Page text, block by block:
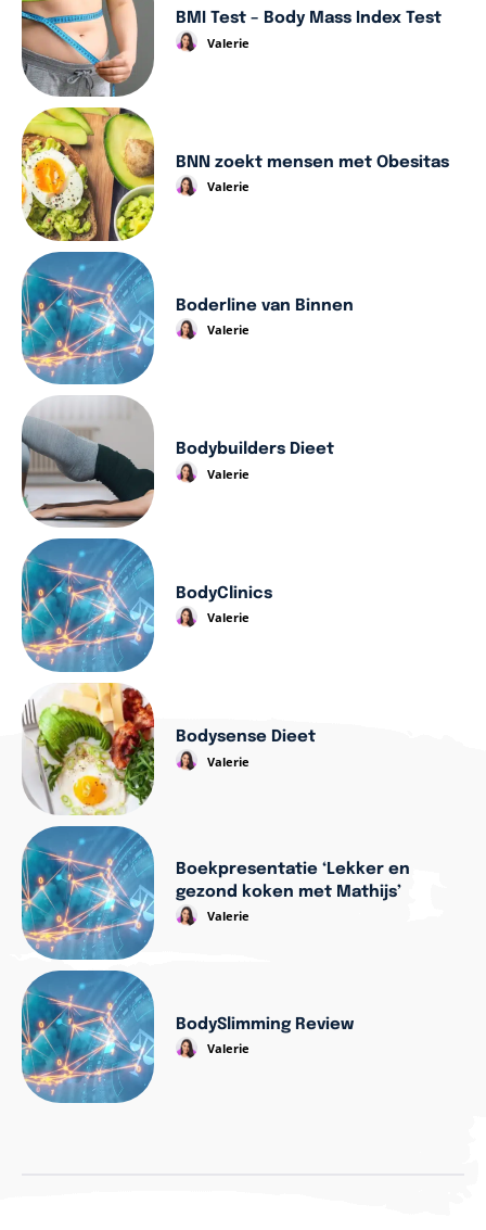
BMI Test – Body Mass Index Test
Valerie
BNN zoekt mensen met Obesitas
Valerie
Boderline van Binnen
Valerie
Bodybuilders Dieet
Valerie
BodyClinics
Valerie
Bodysense Dieet
Valerie
Boekpresentatie ‘Lekker en
gezond koken met Mathijs’
Valerie
BodySlimming Review
Valerie